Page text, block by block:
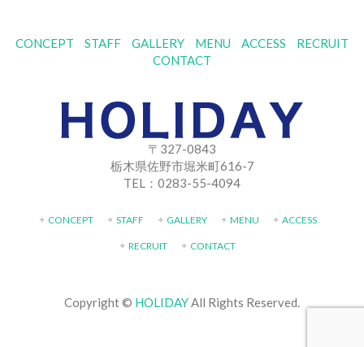
CONCEPT STAFF GALLERY MENU ACCESS
RECRUIT
CONTACT
〒327-0843
栃木県佐野市堀米町616-7
TEL：0283-55-4094
CONCEPT STAFF GALLERY MENU ACCESS
RECRUIT CONTACT
Copyright © HOLIDAYAll Rights Reserved.